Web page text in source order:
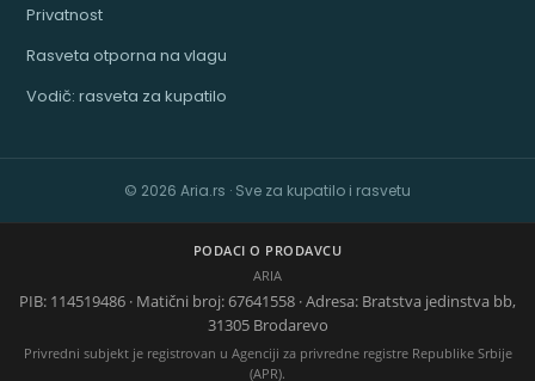
Privatnost
Rasveta otporna na vlagu
Vodič: rasveta za kupatilo
© 2026 Aria.rs · Sve za kupatilo i rasvetu
PODACI O PRODAVCU
ARIA
PIB: 114519486 · Matični broj: 67641558 · Adresa: Bratstva jedinstva bb,
31305 Brodarevo
Privredni subjekt je registrovan u Agenciji za privredne registre Republike Srbije
(APR).